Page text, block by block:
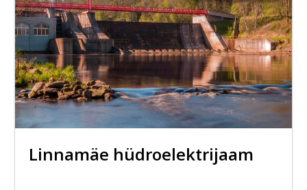
Linnamäe hüdroelektrijaam